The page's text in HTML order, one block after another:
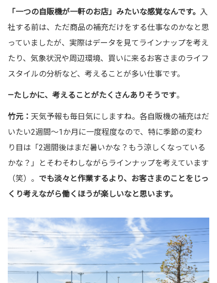
「一つの自販機が一軒のお店」みたいな感覚なんです。 入
社する前は、ただ商品の補充だけをする仕事なのかなと思
っていましたが、実際はデータを見てラインナップを考え
たり、気象状況や周辺環境、買いに来るお客さまのライフ
スタイルの分析など、考えることが多い仕事です。
—たしかに、考えることがたくさんありそうです。
竹元： 天気予報も毎日気にしますね。各自販機の補充はだ
いたい2週間〜1か月に一度程度なので、特に季節の変わ
り目は「2週間後はまだ暑いかな？もう涼しくなっている
かな？」とそわそわしながらラインナップを考えています
（笑）。 でも淡々と作業するより、お客さまのことをじっ
くり考えながら働くほうが楽しいなと思います。